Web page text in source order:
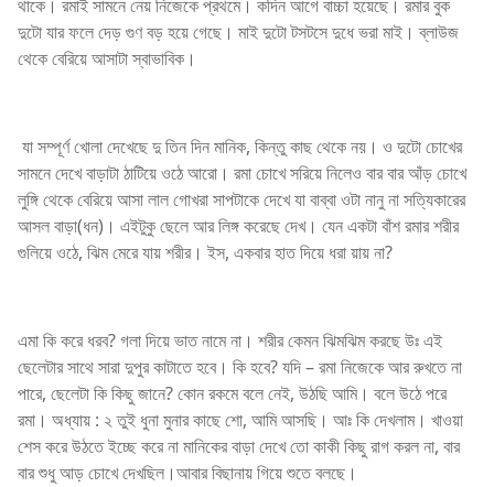
থাকে। রমাই সামনে নেয় নিজেকে প্রথমে। কদিন আগে বাচ্চা হয়েছে। রমার বুক
দুটো যার ফলে দেড় গুণ বড় হয়ে গেছে। মাই দুটো টসটসে দুধে ভরা মাই। ব্লাউজ
থেকে বেরিয়ে আসাটা স্বাভাবিক।
যা সম্পূর্ণ খোলা দেখেছে দু তিন দিন মানিক, কিন্তু কাছ থেকে নয়। ও দুটো চোখের
সামনে দেখে বাড়াটা ঠাটিয়ে ওঠে আরো। রমা চোখে সরিয়ে নিলেও বার বার আঁড় চোখে
লুঙ্গি থেকে বেরিয়ে আসা লাল গোখরা সাপটাকে দেখে যা বাব্বা ওটা নানু না সত্যিকারের
আসল বাড়া(ধন)। এইটুকু ছেলে আর লিঙ্গ করেছে দেখ। যেন একটা বাঁশ রমার শরীর
গুলিয়ে ওঠে, ঝিম মেরে যায় শরীর। ইস, একবার হাত দিয়ে ধরা য়ায় না?
এমা কি করে ধরব? গলা দিয়ে ভাত নামে না। শরীর কেমন ঝিমঝিম করছে উঃ এই
ছেলেটার সাথে সারা দুপুর কাটাতে হবে। কি হবে? যদি – রমা নিজেকে আর রুখতে না
পারে, ছেলেটা কি কিছু জানে? কোন রকমে বলে নেই, উঠছি আমি। বলে উঠে পরে
রমা। অধ্যায় : ২ তুই ধুনা মুনার কাছে শো, আমি আসছি। আঃ কি দেখলাম। খাওয়া
শেস করে উঠতে ইচ্ছে করে না মানিকের বাড়া দেখে তো কাকী কিছু রাগ করল না, বার
বার শুধু আড় চোখে দেখছিল।আবার বিছানায় গিয়ে শুতে বলছে।